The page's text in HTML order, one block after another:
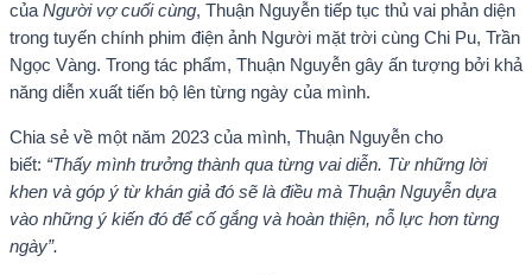
của Người vợ cuối cùng, Thuận Nguyễn tiếp tục thủ vai phản diện
trong tuyến chính phim điện ảnh Người mặt trời cùng Chi Pu, Trần
Ngọc Vàng. Trong tác phẩm, Thuận Nguyễn gây ấn tượng bởi khả
năng diễn xuất tiến bộ lên từng ngày của mình.
Chia sẻ về một năm 2023 của mình, Thuận Nguyễn cho
biết: “Thấy mình trưởng thành qua từng vai diễn. Từ những lời
khen và góp ý từ khán giả đó sẽ là điều mà Thuận Nguyễn dựa
vào những ý kiến đó để cố gắng và hoàn thiện, nỗ lực hơn từng
ngày”.